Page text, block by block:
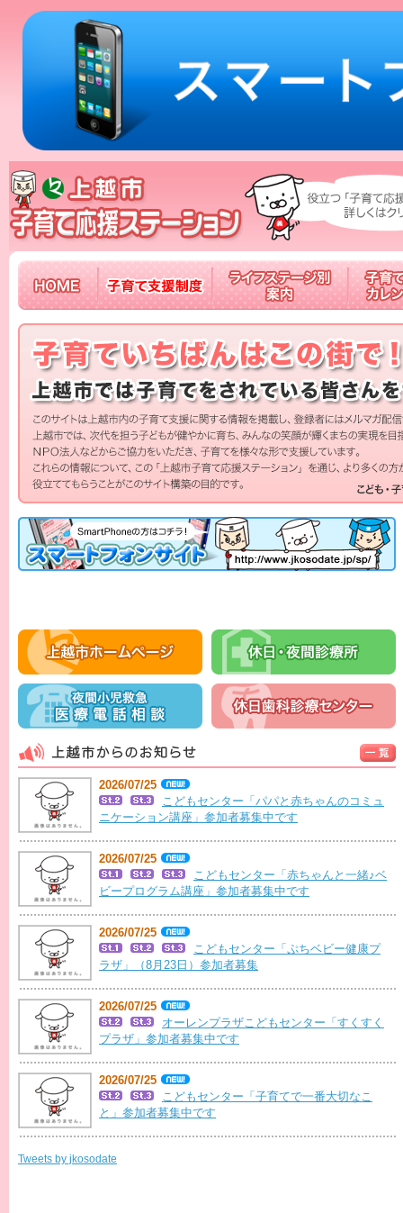
育
メ
ル
マ
ガ
配
信
中！
HOME
子
育
て
制
度
ラ
イ
フ
ー
ジ
別
案
内
子
育
て
カ
レ
ン
ダ
ー
2026/07/25
こどもセンター「パパと赤ちゃんのコミュ
ニケーション講座」参加者募集中です
2026/07/25
こどもセンター「赤ちゃんと一緒♪ベ
ビープログラム講座」参加者募集中です
2026/07/25
こどもセンター「ぷちベビー健康プ
ラザ」（8月23日）参加者募集
2026/07/25
オーレンプラザこどもセンター「すくすく
プラザ」参加者募集中です
2026/07/25
こどもセンター「子育てで一番大切なこ
と」参加者募集中です
Tweets by jkosodate